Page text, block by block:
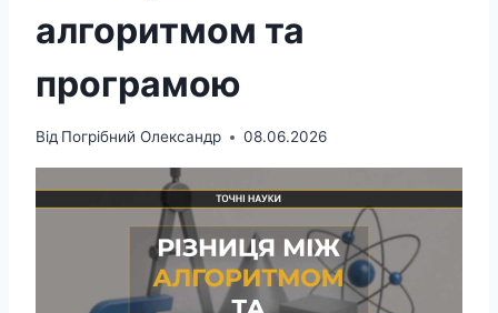
алгоритмом та
програмою
Від Погрібний Олександр 08.06.2026